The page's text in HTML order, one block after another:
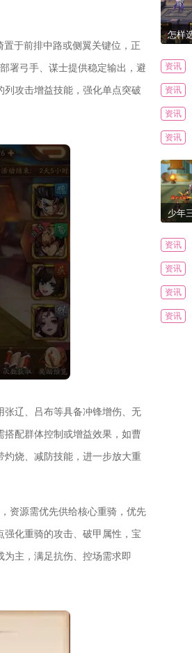
于前排中路或侧翼关键位，正
署弓手、谋士提供稳定输出，避
攻击增益技能，强化单点突破
辽、吕布等具备冲锋增伤、无
配群体控制或增益效果，如曹
烧、减防技能，进一步放大重
资源需优先供给核心重骑，优先
化重骑的攻击、破甲属性，宝
主，满足抗伤、控场需求即
资讯
资讯
资讯
资讯
资讯
资讯
资讯
资讯